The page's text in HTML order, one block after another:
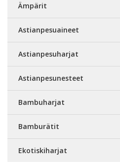
Ämpärit
Astianpesuaineet
Astianpesuharjat
Astianpesunesteet
Bambuharjat
Bamburätit
Ekotiskiharjat